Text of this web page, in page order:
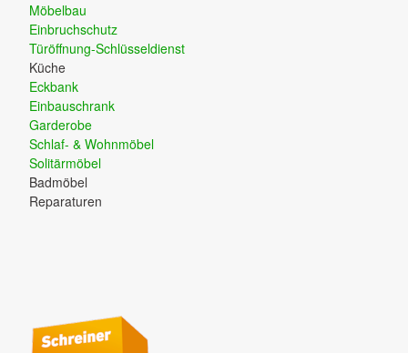
Möbelbau
Einbruchschutz
Türöffnung-Schlüsseldienst
Küche
Eckbank
Einbauschrank
Garderobe
Schlaf- & Wohnmöbel
Solitärmöbel
Badmöbel
Reparaturen